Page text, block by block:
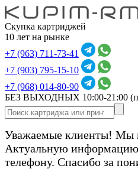
Скупка картриджей
10 лет на рынке
+7 (963) 711-73-41
+7 (903) 795-15-10
+7 (968) 014-80-90
БЕЗ ВЫХОДНЫХ 10:00-21:00
Уважаемые клиенты! Мы
Актуальную информацию
телефону. Спасибо за